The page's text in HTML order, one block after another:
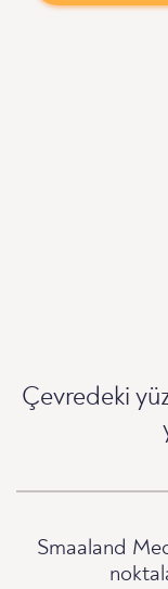
Çevredeki
Smaaland